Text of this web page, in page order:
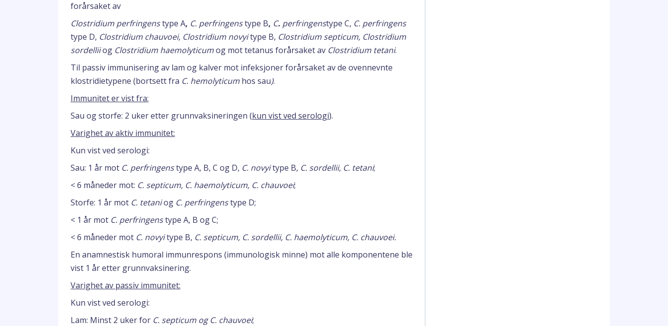
forårsaket av
Clostridium perfringenstype A, C. perfringenstype B, C. perfringenstype C, C. perfringens
type D, Clostridium chauvoei, Clostridium novyitype B, Clostridium septicum, Clostridium
sordelliiog Clostridium haemolyticumog mot tetanus forårsaket av Clostridium tetani.
Til passiv immunisering av lam og kalver mot infeksjoner forårsaket av de ovennevnte
klostridietypene (bortsett fra C. hemolyticum hos sau).
Immunitet er vist fra:
Sau og storfe: 2 uker etter grunnvaksineringen (kun vist ved serologi).
Varighet av aktiv immunitet:
Kun vist ved serologi:
Sau: 1 år mot C. perfringenstype A, B, C og D, C. novyitype B, C. sordellii, C. tetani;
< 6 måneder mot: C. septicum, C. haemolyticum, C. chauvoei;
Storfe: 1 år mot C. tetaniog C. perfringenstype D;
< 1 år mot C. perfringenstype A, B og C;
< 6 måneder mot C. novyitype B, C. septicum, C. sordellii, C. haemolyticum, C. chauvoei.
En anamnestisk humoral immunrespons (immunologisk minne) mot alle komponentene ble
vist 1 år etter grunnvaksinering.
Varighet av passiv immunitet:
Kun vist ved serologi:
Lam: Minst 2 uker for C. septicum og C. chauvoei;